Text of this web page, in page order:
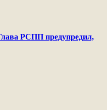
РСПП предупредил,